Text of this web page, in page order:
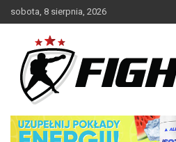
to
sobota, 8 sierpnia, 2026
FIGHT24.PL –